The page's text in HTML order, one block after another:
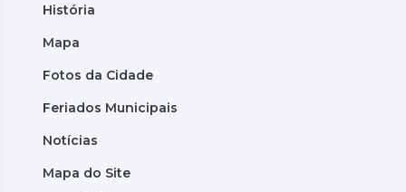
História
Mapa
Fotos da Cidade
Feriados Municipais
Notícias
Mapa do Site